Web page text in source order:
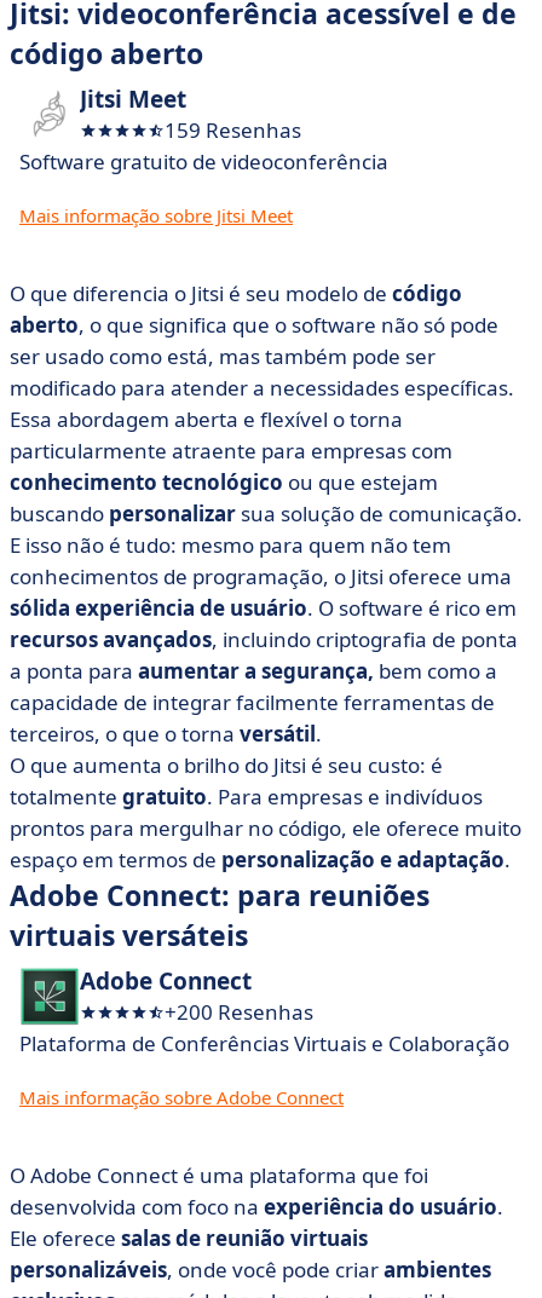
Jitsi: videoconferência acessível e de
código aberto
Jitsi Meet
159 Resenhas
Software gratuito de videoconferência
Mais informação sobre Jitsi Meet
O que diferencia o Jitsi é seu modelo de código
aberto, o que significa que o software não só pode
ser usado como está, mas também pode ser
modificado para atender a necessidades específicas.
Essa abordagem aberta e flexível o torna
particularmente atraente para empresas com
conhecimento tecnológico ou que estejam
buscando personalizar sua solução de comunicação.
E isso não é tudo: mesmo para quem não tem
conhecimentos de programação, o Jitsi oferece uma
sólida experiência de usuário. O software é rico em
recursos avançados, incluindo criptografia de ponta
a ponta para aumentar a segurança, bem como a
capacidade de integrar facilmente ferramentas de
terceiros, o que o torna versátil.
O que aumenta o brilho do Jitsi é seu custo: é
totalmente gratuito. Para empresas e indivíduos
prontos para mergulhar no código, ele oferece muito
espaço em termos de personalização e adaptação.
Adobe Connect: para reuniões
virtuais versáteis
Adobe Connect
+200 Resenhas
Plataforma de Conferências Virtuais e Colaboração
Mais informação sobre Adobe Connect
O Adobe Connect é uma plataforma que foi
desenvolvida com foco na experiência do usuário.
Ele oferece salas de reunião virtuais
personalizáveis, onde você pode criarambientes